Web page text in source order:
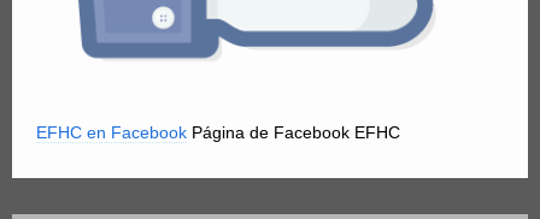
EFHC en Facebook Página de Facebook EFHC